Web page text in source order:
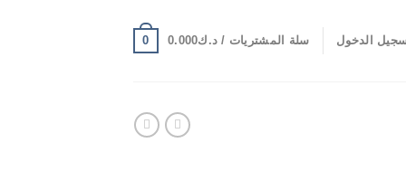
الدخول سلة المشتريات / د.ك0.000
0